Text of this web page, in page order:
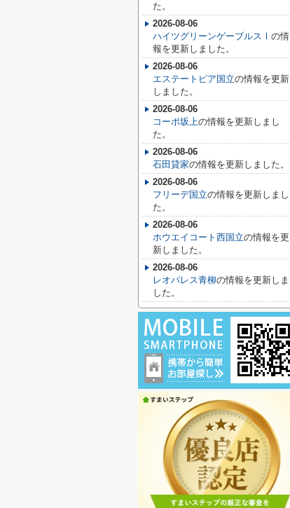
た。
2026-08-06
ハイツグリーンゲーブルスⅠ の情
報を更新しました。
2026-08-06
エステートピア国立の情報を更新
しました。
2026-08-06
コーポ坂上の情報を更新しまし
た。
2026-08-06
石田貸家の情報を更新しました。
2026-08-06
フリーデ国立の情報を更新しまし
た。
2026-08-06
ホウエイコート西国立の情報を更
新しました。
2026-08-06
レオパレス青柳の情報を更新しま
した。